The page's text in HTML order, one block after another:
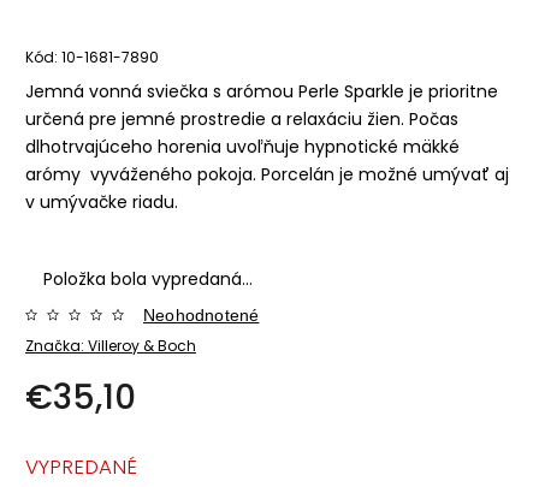
Kód: 10-1681-7890
Jemná vonná sviečka s arómou Perle Sparkle je prioritne
určená pre jemné prostredie a relaxáciu žien. Počas
dlhotrvajúceho horenia uvoľňuje hypnotické mäkké
arómy vyváženého pokoja. Porcelán je možné umývať aj
v umývačke riadu.
Položka bola vypredaná…
Značka: Villeroy & Boch
Neohodnotené
€35,10
VYPREDANÉ